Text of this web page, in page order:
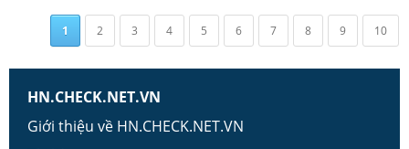
1 2 3 4 5 6 7 8 9 10
HN.CHECK.NET.VN
Giới thiệu về HN.CHECK.NET.VN